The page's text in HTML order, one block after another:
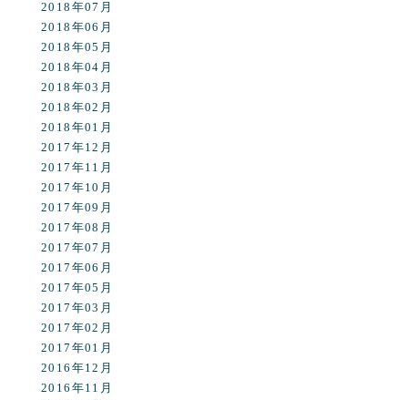
2018年07月
2018年06月
2018年05月
2018年04月
2018年03月
2018年02月
2018年01月
2017年12月
2017年11月
2017年10月
2017年09月
2017年08月
2017年07月
2017年06月
2017年05月
2017年03月
2017年02月
2017年01月
2016年12月
2016年11月